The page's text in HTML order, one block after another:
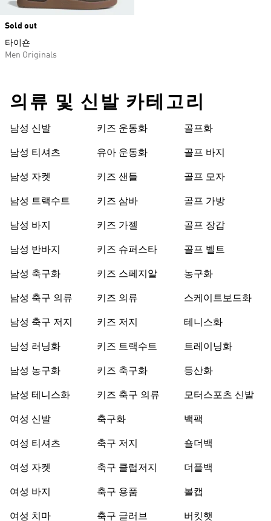
Sold out
타이숀
Men Originals
의류 및 신발 카테고리
남성 신발
남성 티셔츠
남성 자켓
남성 트랙수트
남성 바지
남성 반바지
남성 축구화
남성 축구 의류
남성 축구 저지
남성 러닝화
남성 농구화
남성 테니스화
여성 신발
여성 티셔츠
여성 자켓
여성 바지
여성 치마
키즈 운동화
유아 운동화
키즈 샌들
키즈 삼바
키즈 가젤
키즈 슈퍼스타
키즈 스페지알
키즈 의류
키즈 저지
키즈 트랙수트
키즈 축구화
키즈 축구 의류
축구화
축구 저지
축구 클럽저지
축구 용품
축구 글러브
골프화
골프 바지
골프 모자
골프 가방
골프 장갑
골프 벨트
농구화
스케이트보드화
테니스화
트레이닝화
등산화
모터스포츠 신발
백팩
숄더백
더플백
볼캡
버킷햇